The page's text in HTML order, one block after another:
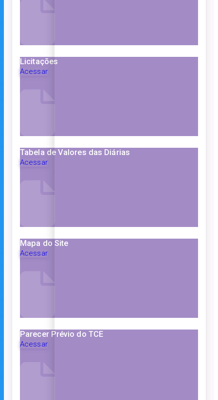
Licitações
Acessar
Tabela de Valores das Diárias
Acessar
Mapa do Site
Acessar
Parecer Prévio do TCE
Acessar